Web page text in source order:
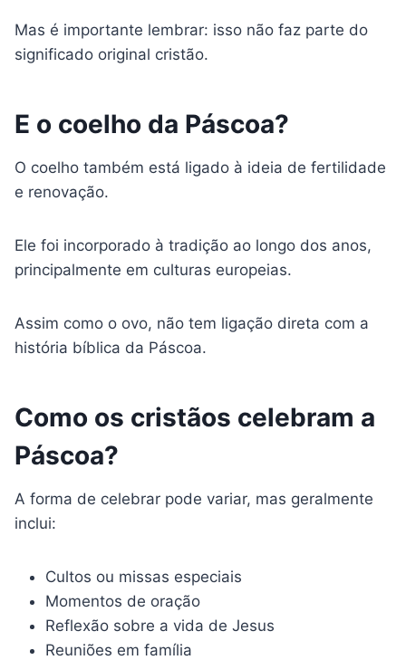
Mas é importante lembrar: isso não faz parte do
significado original cristão.
E o coelho da Páscoa?
O coelho também está ligado à ideia de fertilidade
e renovação.
Ele foi incorporado à tradição ao longo dos anos,
principalmente em culturas europeias.
Assim como o ovo, não tem ligação direta com a
história bíblica da Páscoa.
Como os cristãos celebram a
Páscoa?
A forma de celebrar pode variar, mas geralmente
inclui:
Cultos ou missas especiais
Momentos de oração
Reflexão sobre a vida de Jesus
Reuniões em família